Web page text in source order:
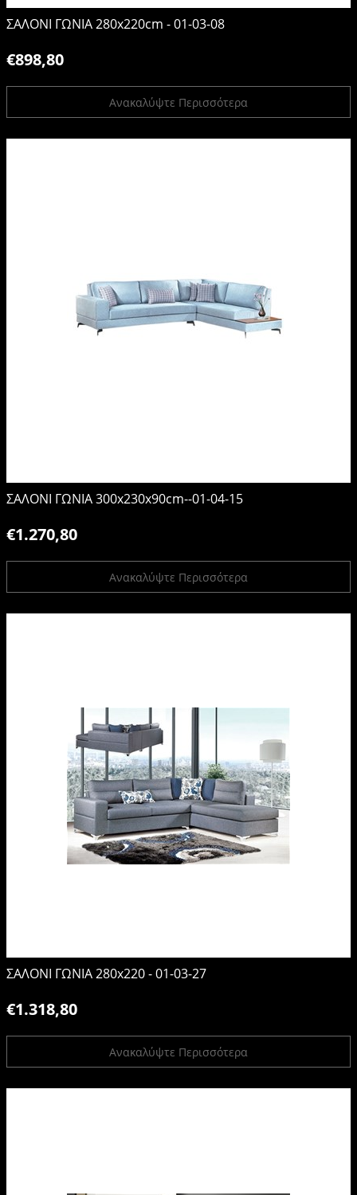
ΣΑΛΟΝΙ ΓΩΝΙΑ 280x220cm - 01-03-08
€898,80
Ανακαλύψτε Περισσότερα
ΣΑΛΟΝΙ ΓΩΝΙΑ 300x230x90cm--01-04-15
€1.270,80
Ανακαλύψτε Περισσότερα
ΣΑΛΟΝΙ ΓΩΝΙΑ 280x220 - 01-03-27
€1.318,80
Ανακαλύψτε Περισσότερα